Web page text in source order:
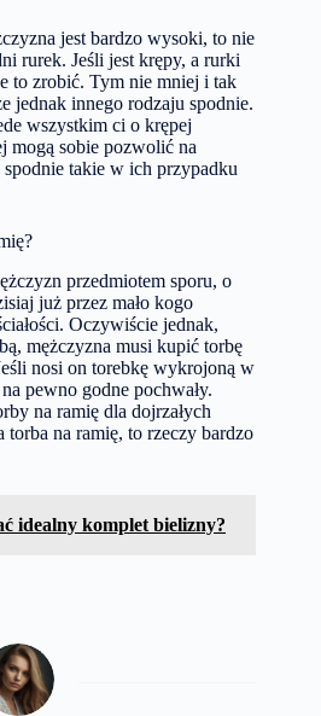
jest bardzo wysoki, to nie
rurek. Jeśli jest krępy, a rurki
to zrobić. Tym nie mniej i tak
jednak innego rodzaju spodnie.
wszystkim ci o krępej
mogą sobie pozwolić na
takie w ich przypadku
przedmiotem sporu, o
już przez mało kogo
Oczywiście jednak,
mężczyzna musi kupić torbę
nosi on torebkę wykrojoną w
pewno godne pochwały.
na ramię dla dojrzałych
torba na ramię, to rzeczy bardzo
idealny komplet bielizny?